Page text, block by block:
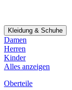
Kleidung & Schuhe
Damen
Herren
Kinder
Alles anzeigen
Oberteile